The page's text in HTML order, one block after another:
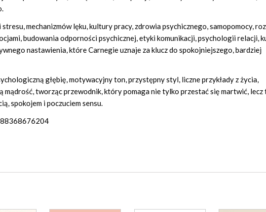
mechanizmów lęku, kultury pracy, zdrowia psychicznego, samopomocy,
budowania odporności psychicznej, etyki komunikacji, psychologii relacji,
nastawienia, które Carnegie uznaje za klucz do spokojniejszego, bardziej
głębię, motywacyjny ton, przystępny styl, liczne przykłady z życia,
mądrość, tworząc przewodnik, który pomaga nie tylko przestać się martwić, lecz
spokojem i poczuciem sensu.